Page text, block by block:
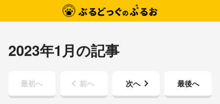
2023年1月の記事
最初へ 前へ 次へ 最後へ